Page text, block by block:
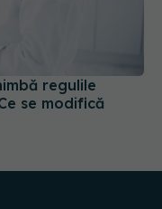
regulile
se modifică